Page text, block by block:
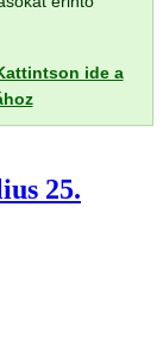
ide a
25.